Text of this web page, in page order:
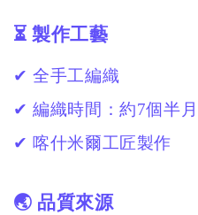
⏳ 製作工藝
✔ 全手工編織
✔ 編織時間：約7個半月
✔ 喀什米爾工匠製作
🌏 品質來源